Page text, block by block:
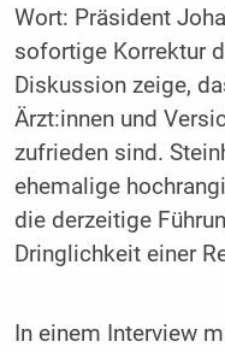
Wort: Präsident
sofortige Korrektur
Diskussion zeige,
Ärzt:innen und
zufrieden sind.
ehemalige
die derzeitige
Dringlichkeit einer
In einem Interview